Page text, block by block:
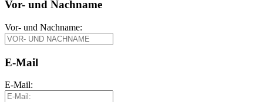
Vor- und Nachname
Vor- und Nachname:
E-Mail
E-Mail: